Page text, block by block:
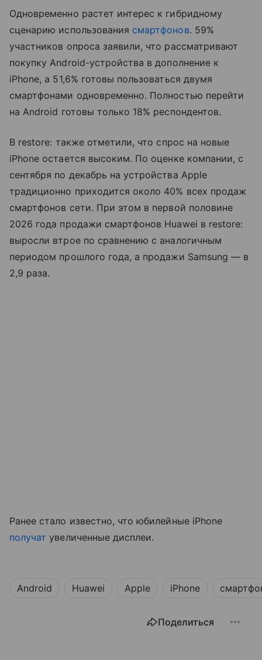
Одновременно растет интерес к гибридному
сценарию использования смартфонов. 59%
участников опроса заявили, что рассматривают
покупку Android-устройства в дополнение к
iPhone, а 51,6% готовы пользоваться двумя
смартфонами одновременно. Полностью перейти
на Android готовы только 18% респондентов.
В restore: также отметили, что спрос на новые
iPhone остается высоким. По оценке компании, с
сентября по декабрь на устройства Apple
традиционно приходится около 40% всех продаж
смартфонов сети. При этом в первой половине
2026 года продажи смартфонов Huawei в restore:
выросли втрое по сравнению с аналогичным
периодом прошлого года, а продажи Samsung — в
2,9 раза.
Ранее стало известно, что юбилейные iPhone
получат увеличенные дисплеи.
Android Huawei Apple iPhone
Поделиться